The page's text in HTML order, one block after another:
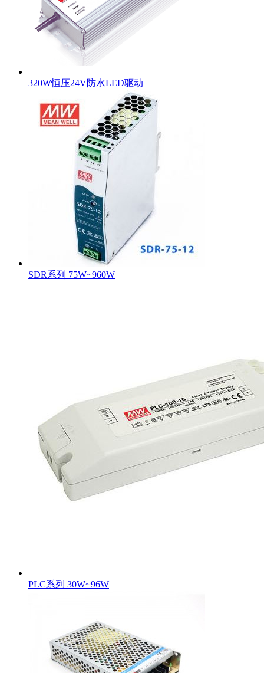
320W恒压24V防水LED驱动
SDR系列 75W~960W
PLC系列 30W~96W